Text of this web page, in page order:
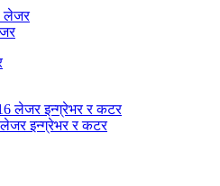
इन्ग्रेभर र कटर